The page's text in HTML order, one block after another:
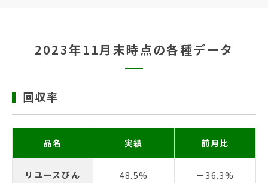
2023年11月末時点の各種データ
回収率
品名 実績 前月比
リユースびん 48.5% －36.3%